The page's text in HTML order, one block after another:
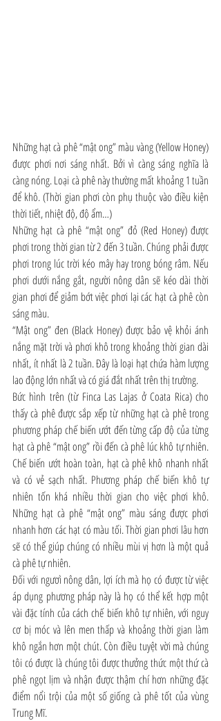
Những hạt cà phê “mật ong” màu vàng (Yellow Honey)
được phơi nơi sáng nhất. Bởi vì càng sáng nghĩa là
càng nóng. Loại cà phê này thường mất khoảng 1 tuần
để khô. (Thời gian phơi còn phụ thuộc vào điều kiện
thời tiết, nhiệt độ, độ ẩm…)
Những hạt cà phê “mật ong” đỏ (Red Honey) được
phơi trong thời gian từ 2 đến 3 tuần. Chúng phải được
phơi trong lúc trời kéo mây hay trong bóng râm. Nếu
phơi dưới nắng gắt, người nông dân sẽ kéo dài thời
gian phơi để giảm bớt việc phơi lại các hạt cà phê còn
sáng màu.
“Mật ong” đen (Black Honey) được bảo vệ khỏi ánh
nắng mặt trời và phơi khô trong khoảng thời gian dài
nhất, ít nhất là 2 tuần. Đây là loại hạt chứa hàm lượng
lao động lớn nhất và có giá đắt nhất trên thị trường.
Bức hình trên (từ Finca Las Lajas ở Coata Rica) cho
thấy cà phê được sắp xếp từ những hạt cà phê trong
phương pháp chế biến ướt đến từng cấp độ của từng
hạt cà phê “mật ong” rồi đến cà phê lúc khô tự nhiên.
Chế biến ướt hoàn toàn, hạt cà phê khô nhanh nhất
và có vẻ sạch nhất. Phương pháp chế biến khô tự
nhiên tốn khá nhiều thời gian cho việc phơi khô.
Những hạt cà phê “mật ong” màu sáng được phơi
nhanh hơn các hạt có màu tối. Thời gian phơi lâu hơn
sẽ có thể giúp chúng có nhiều mùi vị hơn là một quả
cà phê tự nhiên.
Đối với ngươì nông dân, lợi ích mà họ có được từ việc
áp dụng phương pháp này là họ có thể kết hợp một
vài đặc tính của cách chế biến khô tự nhiên, với nguy
cơ bị móc và lên men thấp và khoảng thời gian làm
khô ngắn hơn một chút. Còn điều tuyệt vời mà chúng
tôi có được là chúng tôi được thưởng thức một thứ cà
phê ngọt lịm và nhận được thậm chí hơn những đặc
điểm nổi trội của một số giống cà phê tốt của vùng
Trung Mĩ.